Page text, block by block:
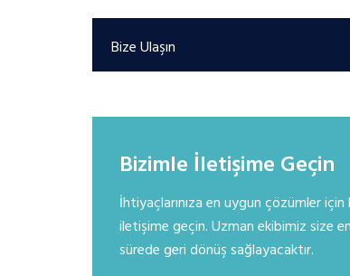
Bize Ulaşın
Bizimle İletişime Geçin
İhtiyaçlarınıza en uygun çözümler
iletişime geçin. Uzman ekibimiz size
sürede geri dönüş sağlayacaktır.